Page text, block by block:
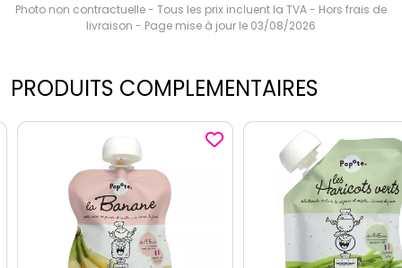
Photo non contractuelle - Tous les prix incluent la TVA - Hors frais de
livraison - Page mise à jour le 03/08/2026
PRODUITS COMPLEMENTAIRES